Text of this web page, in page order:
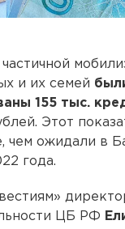
и их семей
155 тыс.
Этот
чем ожидали в
года.
ЦБ РФ